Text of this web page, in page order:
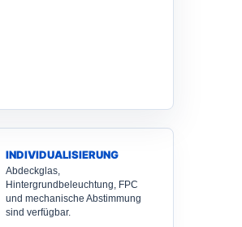
INDIVIDUALISIERUNG
Abdeckglas,
Hintergrundbeleuchtung, FPC
und mechanische Abstimmung
sind verfügbar.